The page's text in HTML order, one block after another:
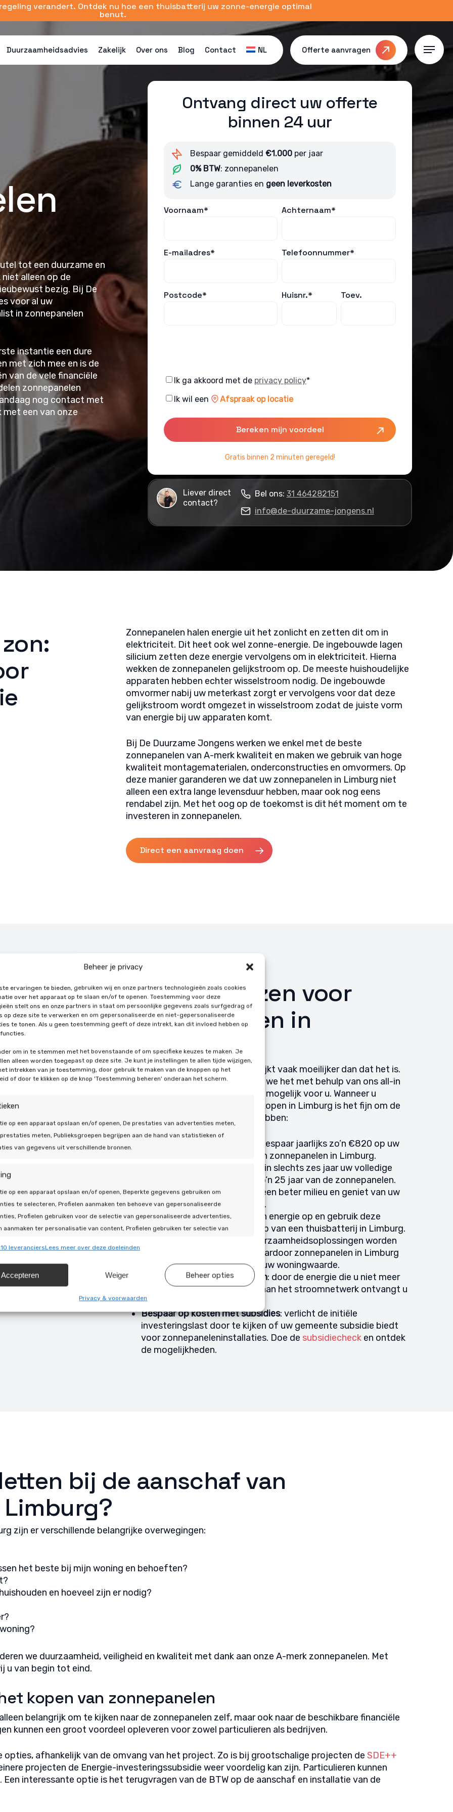
Beheer je privacy
ervaringen te bieden, gebruiken wij en onze partners technologieën zoals cookies
over het apparaat op te slaan en/of te openen. Toestemming voor deze
stelt ons en onze partners in staat om persoonlijke gegevens zoals surfgedrag of
op deze site te verwerken en om gepersonaliseerde en niet-gepersonaliseerde
te tonen. Als u geen toestemming geeft of deze intrekt, kan dit invloed hebben op
om in te stemmen met het bovenstaande of om specifieke keuzes te maken. Je
alleen worden toegepast op deze site. Je kunt je instellingen te allen tijde wijzigen,
intrekken van je toestemming, door gebruik te maken van de knoppen op het
of door te klikken op de knop 'Toestemming beheren' onderaan het scherm.
op een apparaat opslaan en/of openen, De prestaties van advertenties meten,
meten, Publieksgroepen begrijpen aan de hand van statistieken of
van gegevens uit verschillende bronnen.
op een apparaat opslaan en/of openen, Beperkte gegevens gebruiken om
te selecteren, Profielen aanmaken ten behoeve van gepersonaliseerde
Profielen gebruiken voor de selectie van gepersonaliseerde advertenties,
aanmaken ter personalisatie van content, Profielen gebruiken ter selectie van
om content te selecteren.
Altijd actief
uit andere gegevensbronnen met elkaar matchen en combineren,
voor beveiliging, fraude voorkomen en detecteren en
leveranciersLees meer over deze doeleinden
Accepteren Weiger Beheer opties
Privacy & voorwaarden
verandert. Ontdek nu hoe een thuisbatterij uw zonne-energie optimal
benut.
Duurzaamheidsadvies Zakelijk Over ons Blog Contact NL Offerte aanvragen Menu
tot een duurzame en
alleen op de
bezig. Bij De
voor al uw
in zonnepanelen
instantie een dure
met zich mee en is de
van de vele financiële
zonnepanelen
nog contact met
met een van onze
Ontvang direct uw offerte
binnen 24 uur
Bespaar gemiddeld €1.000per jaar
0% BTW: zonnepanelen
Lange garanties en geen leverkosten
Voornaam* Achternaam*
E-mailadres* Telefoonnummer*
Postcode* Huisnr.* Toev.
Consent
Ik ga akkoord met de privacy policy*
Consent
Ik wil een Afspraak op locatie
Gratis binnen 2 minuten geregeld!
Liever direct
contact?
Bel ons: 31 464282151
info@de-duurzame-jongens.nl
Zonnepanelen halen energie uit het zonlicht en zetten dit om in
elektriciteit. Dit heet ook wel zonne-energie. De ingebouwde lagen
silicium zetten deze energie vervolgens om in elektriciteit. Hierna
wekken de zonnepanelen gelijkstroom op. De meeste huishoudelijke
apparaten hebben echter wisselstroom nodig. De ingebouwde
omvormer nabij uw meterkast zorgt er vervolgens voor dat deze
gelijkstroom wordt omgezet in wisselstroom zodat de juiste vorm
van energie bij uw apparaten komt.
Bij De Duurzame Jongens werken we enkel met de beste
zonnepanelen van A-merk kwaliteit en maken we gebruik van hoge
kwaliteit montagematerialen, onderconstructies en omvormers. Op
deze manier garanderen we dat uw zonnepanelen in Limburg niet
alleen een extra lange levensduur hebben, maar ook nog eens
rendabel zijn. Met het oog op de toekomst is dit hét moment om te
investeren in zonnepanelen.
Direct een aanvraag doen
Waarom kiezen voor
zonnepanelen in
Limburg?
De overstap naar zonnepanelen lijkt vaak moeilijker dan dat het is.
Bij De Duurzame Jongens maken we het met behulp van ons all-in
servicepakket graag zo makkelijk mogelijk voor u. Wanneer u
overweegt om zonnepanelen te kopen in Limburg is het fijn om de
voordelen even op een rijtje te hebben:
: bespaar jaarlijks zo’n €820 op uw
energiekosten met behulp van zonnepanelen in Limburg.
: verdien in slechts zes jaar uw volledige
investering terug en geniet zo’n 25 jaar van de zonnepanelen.
Duurzaamheid: draag bij aan een beter milieu en geniet van uw
zelfopgewekt groene stroom.
Zelfvoorziening: wek uw eigen energie op en gebruik deze
wanneer u zelf wilt met behulp van een thuisbatterij in Limburg.
: duurzaamheidsoplossingen worden
steeds meer gewaardeerd waardoor zonnepanelen in Limburg
een grote invloed hebben op uw woningwaarde.
Vergoeding voor terug leveren: door de energie die u niet meer
nodig heeft terug te leveren aan het stroomnetwerk ontvangt u
een vergoeding.
Bespaar op kosten met subsidies: verlicht de initiële
investeringslast door te kijken of uw gemeente subsidie biedt
voor zonnepaneleninstallaties. Doe de subsidiecheck en ontdek
de mogelijkheden.
bij de aanschaf van
zijn er verschillende belangrijke overwegingen:
het beste bij mijn woning en behoeften?
en hoeveel zijn er nodig?
we duurzaamheid, veiligheid en kwaliteit met dank aan onze A-merk zonnepanelen. Met
u van begin tot eind.
kopen van zonnepanelen
belangrijk om te kijken naar de zonnepanelen zelf, maar ook naar de beschikbare financiële
kunnen een groot voordeel opleveren voor zowel particulieren als bedrijven.
opties, afhankelijk van de omvang van het project. Zo is bij grootschalige projecten deSDE++
projecten de Energie-investeringssubsidie weer voordelig kan zijn. Particulieren kunnen
interessante optie is het terugvragen van de BTW op de aanschaf en installatie van de